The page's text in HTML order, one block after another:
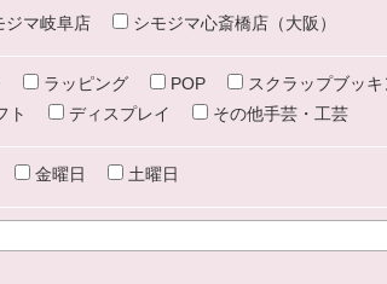
ジマ岐阜店 シモジマ心斎橋店（大阪）
ラッピング POP
スクラップブッ
ト ディスプレイ その他手芸・工芸
金曜日 土曜日